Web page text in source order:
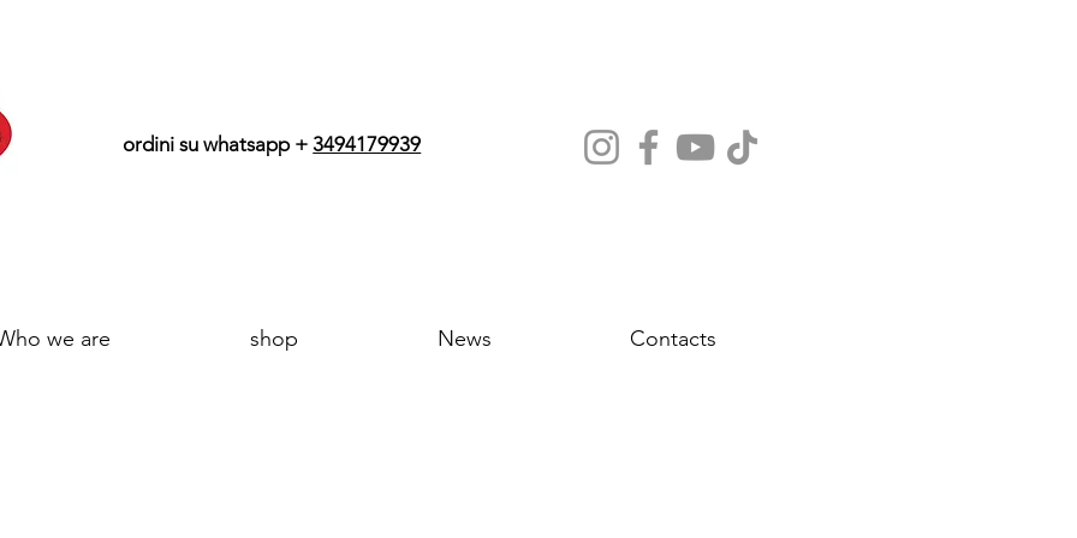
ordini su whatsapp +3494179939
we are shop News Contacts